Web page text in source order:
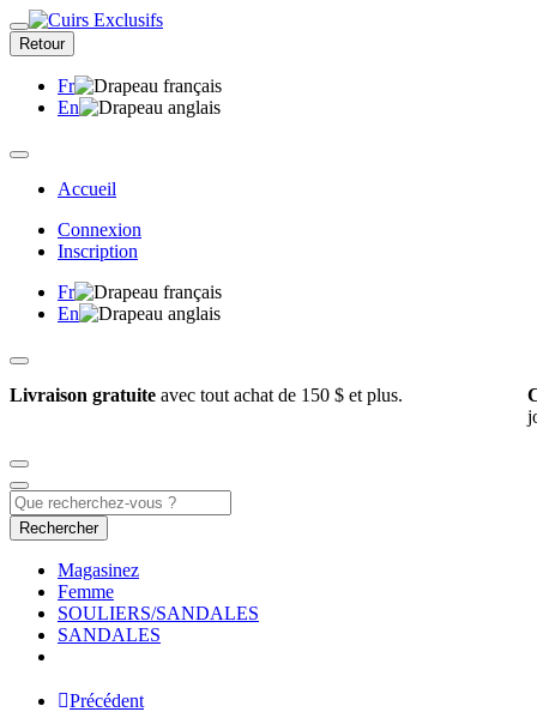
Retour
Fr
En
Accueil
Connexion
Inscription
Fr
En
Livraison gratuite avec tout achat de 150 $ et plus.
Rechercher
Magasinez
Femme
SOULIERS/SANDALES
SANDALES
Précédent